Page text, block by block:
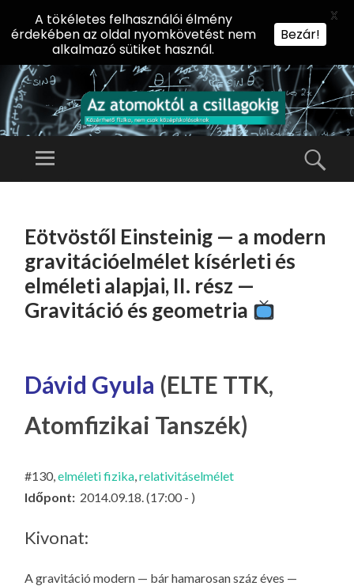
AZ
KT
Ó
L
A
G
KI
Előadássorozat
Természettudományi
Kar Fizikai
Intézetében
Menü
TARTALOMHOZ
Eötvöstől Einsteinig — a modern
gravitációelmélet kísérleti és
elméleti alapjai, II. rész —
Gravitáció és geometria
Dávid Gyula (ELTE TTK,
Atomfizikai Tanszék)
#130,elméleti fizika,relativitáselmélet
Időpont: 2014.09.18. (17:00 - )
Kivonat:
A gravitáció modern — bár hamarosan száz éves —
A tökéletes felhasználói élmény
érdekében az oldal nyomkövetést nem
alkalmazó sütiket használ.
Bezár!
X